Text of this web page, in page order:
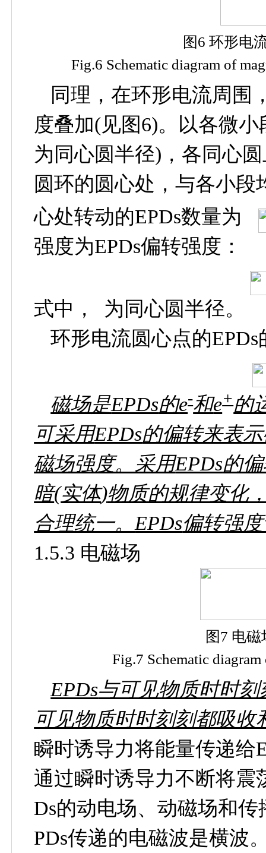
图6环形电
Fig.6 Schematic diagram of
同理，在环形电流周围
度叠加(见图6)。以各微
为同心圆半径) ，各同心
圆环的圆心处，与各小
心处转动的EPDs数量为
强度为EPDs偏转强度：
式中，
为同心圆半径。
环形电流圆心点的EPDs
磁场是EPDs的e-和e+的
可采用EPDs的偏转来表
磁场强度。采用EPDs的
暗(实体)物质的规律变化
合理统一。EPDs偏转强
1.5.3 电磁场
图7 电磁
Fig.7 Schematic
EPDs与可见物质时时
可见物质时时刻刻都吸收
瞬时诱导力将能量传递给
通过瞬时诱导力不断将震
Ds的动电场、动磁场和
PDs传递的电磁波是横波